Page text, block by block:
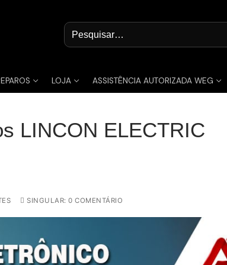
Pesquisar
por:
LOJA ASSISTÊNCIA AUTORIZADA WEG
LINCON ELECTRIC
SINGULAR: 0 COMENTÁRIO